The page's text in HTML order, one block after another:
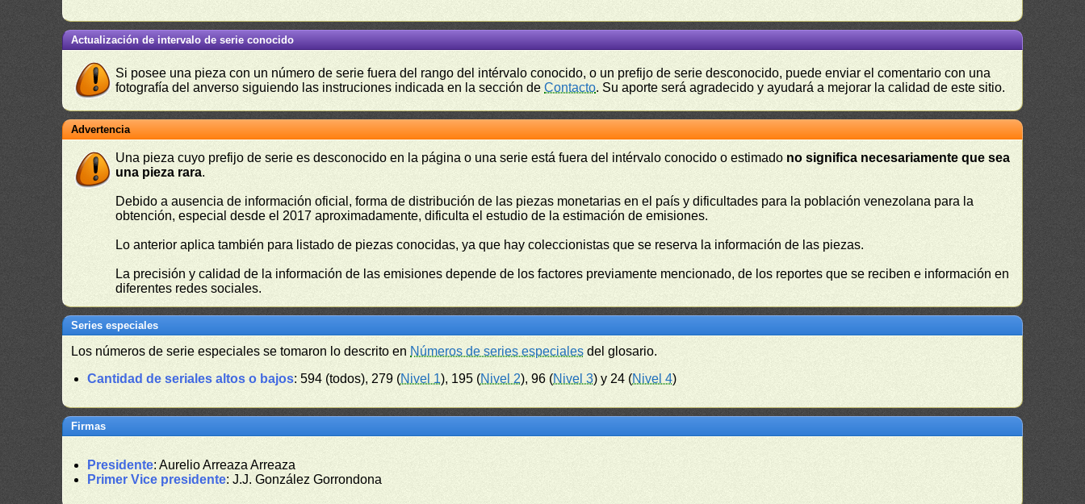
Actualización de intervalo de serie conocido
Si posee una pieza con un número de serie fuera del rango del intérvalo conocido, o un prefijo de serie desconocido, puede enviar el comentario con una
fotografía del anverso siguiendo las instruciones indicada en la sección deContacto. Su aporte será agradecido y ayudará a mejorar la calidad de este sitio.
Advertencia
Una pieza cuyo prefijo de serie es desconocido en la página o una serie está fuera del intérvalo conocido o estimado no significa necesariamente que sea
una pieza rara.
Debido a ausencia de información oficial, forma de distribución de las piezas monetarias en el país y dificultades para la población venezolana para la
obtención, especial desde el 2017 aproximadamente, dificulta el estudio de la estimación de emisiones.
Lo anterior aplica también para listado de piezas conocidas, ya que hay coleccionistas que se reserva la información de las piezas.
La precisión y calidad de la información de las emisiones depende de los factores previamente mencionado, de los reportes que se reciben e información en
diferentes redes sociales.
Series especiales
Los números de serie especiales se tomaron lo descrito en Números de series especiales del glosario.
Cantidad de seriales altos o bajos: 594 (todos), 279 (Nivel 1), 195 (Nivel 2), 96 (Nivel 3) y 24 (Nivel 4)
Firmas
Presidente: Aurelio Arreaza Arreaza
Primer Vice presidente: J.J. González Gorrondona